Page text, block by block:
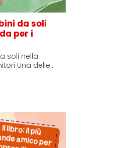
da soli
per i
soli nella
Una delle…